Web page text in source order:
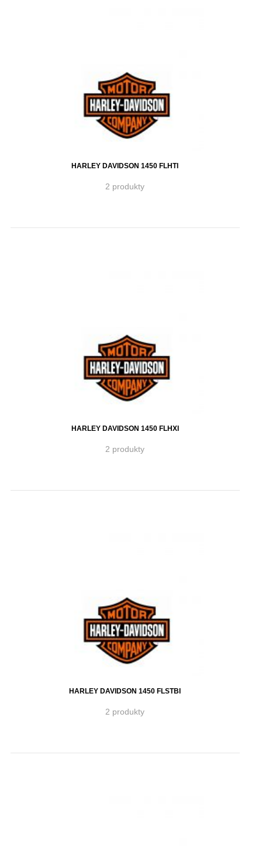
HARLEY DAVIDSON 1450 FLHTI
2 produkty
HARLEY DAVIDSON 1450 FLHXI
2 produkty
HARLEY DAVIDSON 1450 FLSTBI
2 produkty